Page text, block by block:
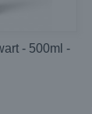
- 500ml -